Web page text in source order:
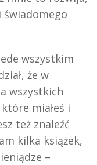
wszystkim
że w
wszystkich
miałeś i
też znaleźć
kilka książek,
–